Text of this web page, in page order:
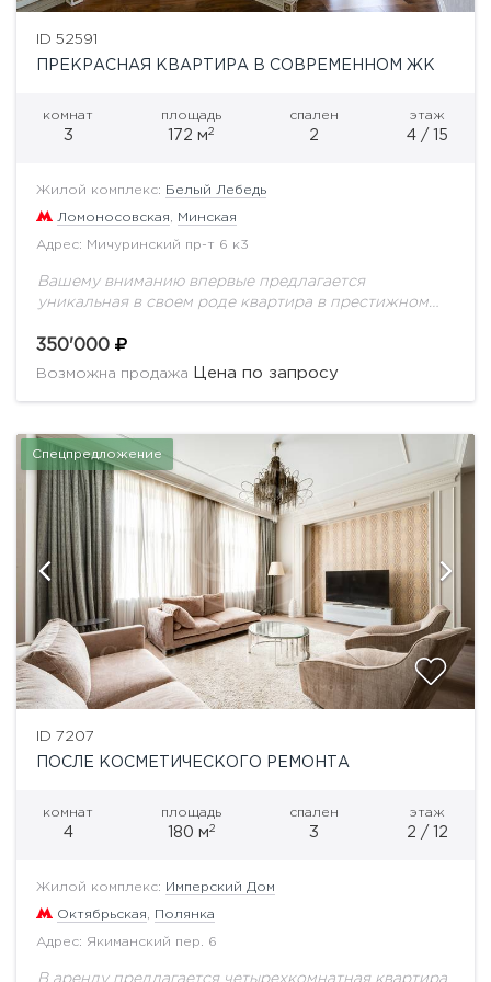
ID 52591
ПРЕКРАСНАЯ КВАРТИРА В СОВРЕМЕННОМ ЖК
комнат
3
площадь
172 м2
спален
2
этаж
4 / 15
Жилой комплекс: Белый Лебедь
Ломоносовская Минская
Адрес: Мичуринский пр-т 6 к3
Вашему вниманию впервые предлагается
уникальная в своем роде квартира в престижном
с применением натуральных дорогостоящих
материалов. Идеальной планировкой
350'000
Возможна продажа Цена по запросу
Спецпредложение
ID 7207
ПОСЛЕ КОСМЕТИЧЕСКОГО РЕМОНТА
комнат
4
площадь
180 м2
спален
3
этаж
2 / 12
Жилой комплекс: Имперский Дом
Октябрьская Полянка
Адрес: Якиманский пер. 6
В аренду предлагается четырехкомнатная квартира